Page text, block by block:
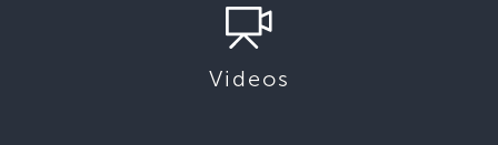
Videos